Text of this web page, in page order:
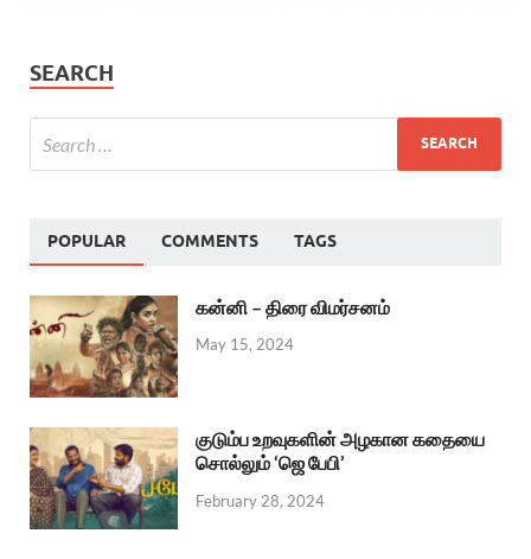
SEARCH
POPULAR COMMENTS TAGS
கன்னி – திரை விமர்சனம்
May 15, 2024
குடும்ப உறவுகளின் அழகான கதையை
சொல்லும் ‘ஜெ பேபி’
February 28, 2024